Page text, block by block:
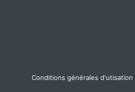
Conditions générales d'utisation